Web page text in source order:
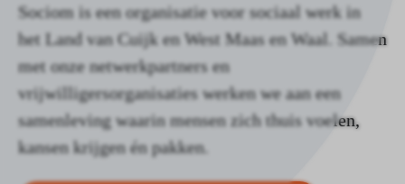
Sociom is een organisatie voor sociaal werk in
het Land van Cuijk en West Maas en Waal. Samen
met onze netwerkpartners en
vrijwilligersorganisaties werken we aan een
samenleving waarin mensen zich thuis voelen,
kansen krijgen én pakken.